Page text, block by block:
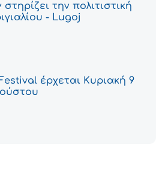
την πολιτιστική
- Lugoj
έρχεται Κυριακή 9